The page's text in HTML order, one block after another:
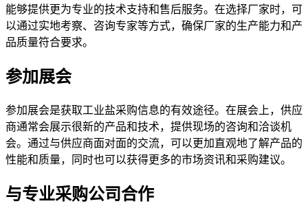
能够提供更为专业的技术支持和售后服务。在选择厂家时，可
以通过实地考察、咨询专家等方式，确保厂家的生产能力和产
品质量符合要求。
参加展会
参加展会是获取工业盐采购信息的有效途径。在展会上，供应
商通常会展示很新的产品和技术，提供现场的咨询和洽谈机
会。通过与供应商面对面的交流，可以更加直观地了解产品的
性能和质量，同时也可以获得更多的市场资讯和采购建议。
与专业采购公司合作